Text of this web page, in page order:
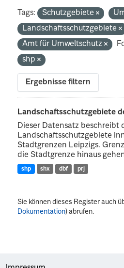
Tags: Schutzgebiete
Landschaftsschutzgebiete
Amt für Umweltschutz
shp
Ergebnisse filtern
Landschaftsschutzgebiete
Dieser Datensatz beschreibt
Landschaftsschutzgebiete
Stadtgrenzen Leipzigs.
die Stadtgrenze hinaus
shp shx dbf prj
Sie können dieses Register auch
Dokumentation) abrufen.